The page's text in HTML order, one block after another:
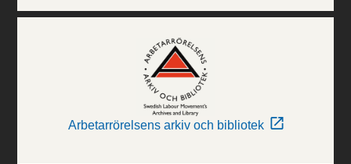
Arbetarrörelsens arkiv och bibliotek